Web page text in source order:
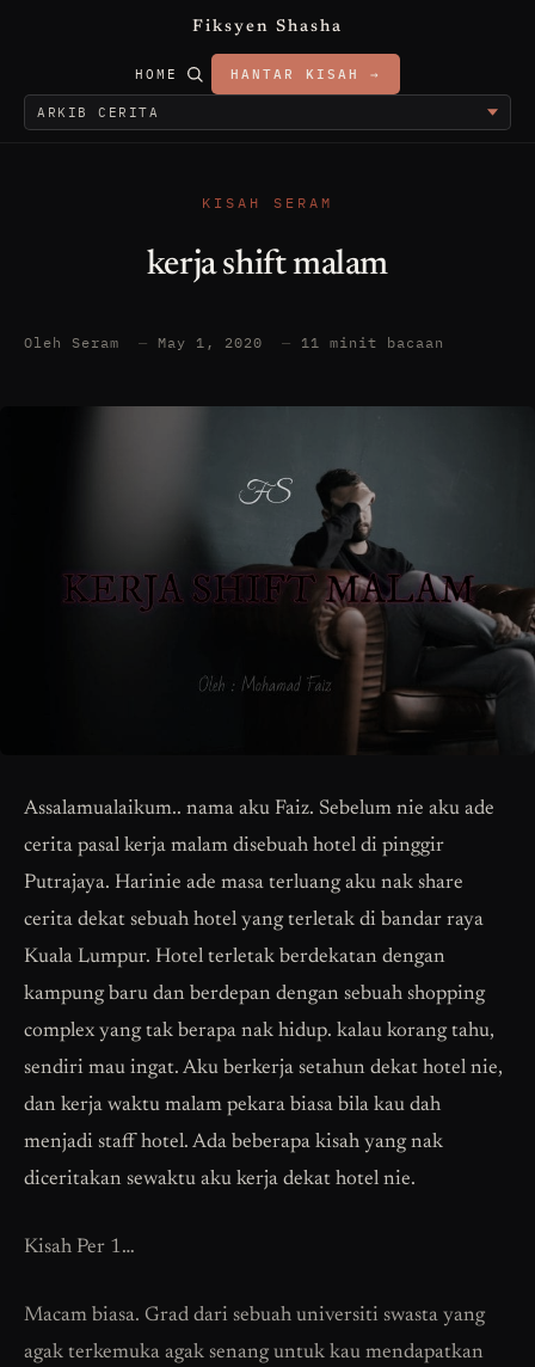
Fiksyen Shasha
HOME HANTAR KISAH →
KISAH SERAM
kerja shift malam
Oleh Seram — May 1, 2020 — 11 minit bacaan
Assalamualaikum.. nama aku Faiz. Sebelum nie aku ade
cerita pasal kerja malam disebuah hotel di pinggir
Putrajaya. Harinie ade masa terluang aku nak share
cerita dekat sebuah hotel yang terletak di bandar raya
Kuala Lumpur. Hotel terletak berdekatan dengan
kampung baru dan berdepan dengan sebuah shopping
complex yang tak berapa nak hidup. kalau korang tahu,
sendiri mau ingat. Aku berkerja setahun dekat hotel nie,
dan kerja waktu malam pekara biasa bila kau dah
menjadi staff hotel. Ada beberapa kisah yang nak
diceritakan sewaktu aku kerja dekat hotel nie.
Kisah Per 1…
Macam biasa. Grad dari sebuah universiti swasta yang
agak terkemuka agak senang untuk kau mendapatkan